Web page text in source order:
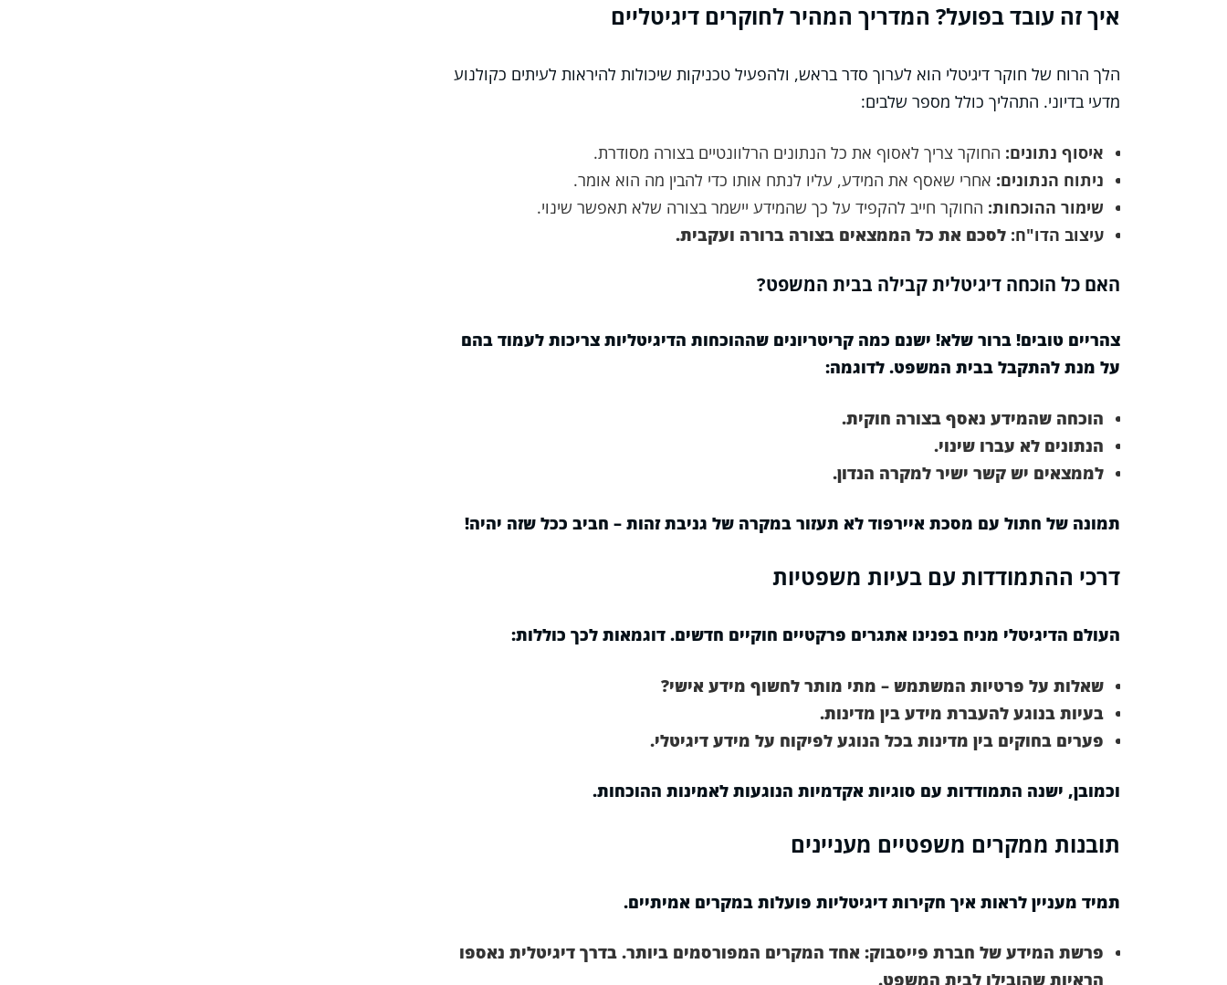
איך זה עובד בפועל? המדריך המהיר לחוקרים דיגיטליים
הלך הרוח של חוקר דיגיטלי הוא לערוך סדר בראש, ולהפעיל טכניקות שיכולות להיראות לעיתים כקולנוע
מדעי בדיוני. התהליך כולל מספר שלבים:
איסוף נתונים: החוקר צריך לאסוף את כל הנתונים הרלוונטיים בצורה מסודרת.
ניתוח הנתונים: אחרי שאסף את המידע, עליו לנתח אותו כדי להבין מה הוא אומר.
שימור ההוכחות: החוקר חייב להקפיד על כך שהמידע יישמר בצורה שלא תאפשר שינוי.
עיצוב הדו"ח: לסכם את כל הממצאים בצורה ברורה ועקבית.
האם כל הוכחה דיגיטלית קבילה בבית המשפט?
צהריים טובים! ברור שלא! ישנם כמה קריטריונים שההוכחות הדיגיטליות צריכות לעמוד בהם
על מנת להתקבל בבית המשפט. לדוגמה:
הוכחה שהמידע נאסף בצורה חוקית.
הנתונים לא עברו שינוי.
לממצאים יש קשר ישיר למקרה הנדון.
תמונה של חתול עם מסכת איירפוד לא תעזור במקרה של גניבת זהות – חביב ככל שזה יהיה!
דרכי ההתמודדות עם בעיות משפטיות
העולם הדיגיטלי מניח בפנינו אתגרים פרקטיים חוקיים חדשים. דוגמאות לכך כוללות:
שאלות על פרטיות המשתמש – מתי מותר לחשוף מידע אישי?
בעיות בנוגע להעברת מידע בין מדינות.
פערים בחוקים בין מדינות בכל הנוגע לפיקוח על מידע דיגיטלי.
וכמובן, ישנה התמודדות עם סוגיות אקדמיות הנוגעות לאמינות ההוכחות.
תובנות ממקרים משפטיים מעניינים
תמיד מעניין לראות איך חקירות דיגיטליות פועלות במקרים אמיתיים.
פרשת המידע של חברת פייסבוק: אחד המקרים המפורסמים ביותר. בדרך דיגיטלית נאספו
הראיות שהובילו לבית המשפט.